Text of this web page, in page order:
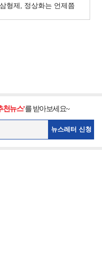
형제, 정상화는 언제쯤
천뉴스’를 받아보세요~
뉴스레터 신청